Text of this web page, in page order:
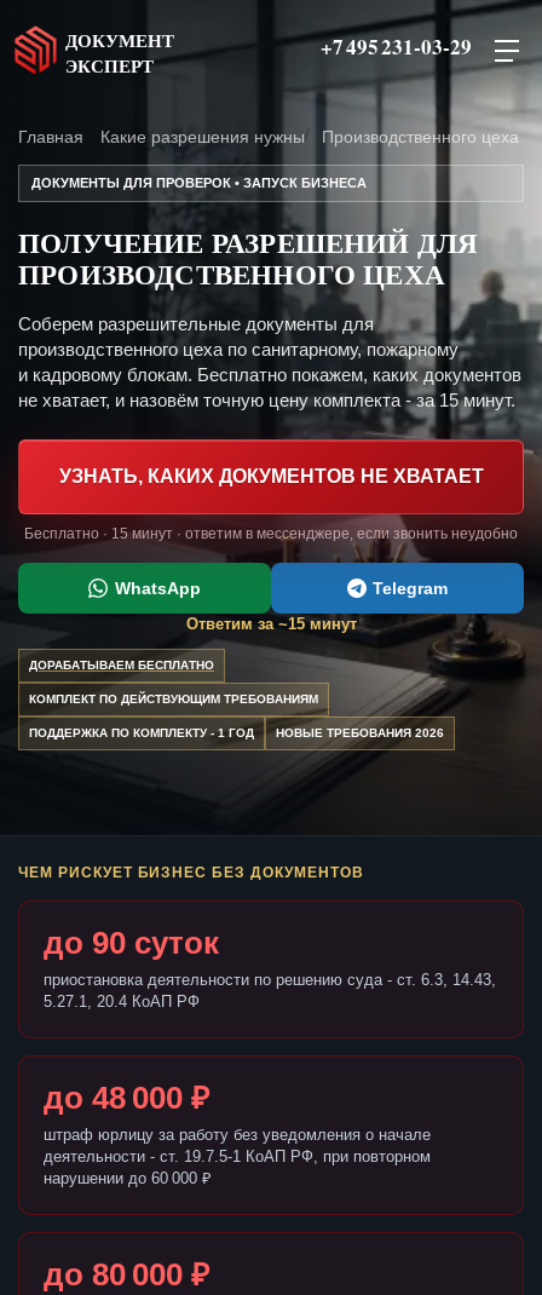
ДОКУМЕНТ
ЭКСПЕРТ
+7 495 231-03-29
Главная Какие разрешения нужны Производственного цеха
ДОКУМЕНТЫ ДЛЯ ПРОВЕРОК • ЗАПУСК БИЗНЕСА
ПОЛУЧЕНИЕ РАЗРЕШЕНИЙ ДЛЯ
ПРОИЗВОДСТВЕННОГО ЦЕХА
Соберем разрешительные документы для
производственного цеха по санитарному, пожарному
и кадровому блокам. Бесплатно покажем, каких документов
не хватает, и назовём точную цену комплекта - за 15 минут.
УЗНАТЬ, КАКИХ ДОКУМЕНТОВ НЕ ХВАТАЕТ
Бесплатно · 15 минут · ответим в мессенджере, если звонить неудобно
WhatsApp Telegram
Ответим за ~15 минут
ДОРАБАТЫВАЕМ БЕСПЛАТНО
КОМПЛЕКТ ПО ДЕЙСТВУЮЩИМ ТРЕБОВАНИЯМ
ПОДДЕРЖКА ПО КОМПЛЕКТУ - 1 ГОД НОВЫЕ ТРЕБОВАНИЯ 2026
ЧЕМ РИСКУЕТ БИЗНЕС БЕЗ ДОКУМЕНТОВ
до 90 суток
приостановка деятельности по решению суда - ст. 6.3, 14.43,
5.27.1, 20.4 КоАП РФ
до 48 000 ₽
штраф юрлицу за работу без уведомления о начале
деятельности - ст. 19.7.5-1 КоАП РФ, при повторном
нарушении до 60 000 ₽
до 80 000 ₽